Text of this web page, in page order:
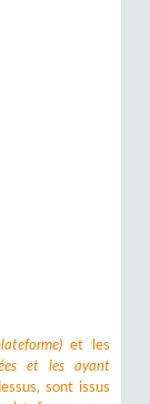
et les
et les ayant
sont issus